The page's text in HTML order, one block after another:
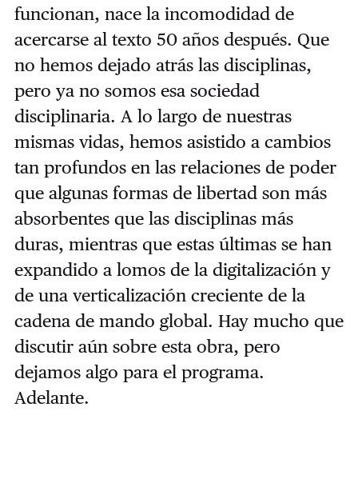
funcionan, nace la incomodidad de
acercarse al texto 50 años después. Que
no hemos dejado atrás las disciplinas,
pero ya no somos esa sociedad
disciplinaria. A lo largo de nuestras
mismas vidas, hemos asistido a cambios
tan profundos en las relaciones de poder
que algunas formas de libertad son más
absorbentes que las disciplinas más
duras, mientras que estas últimas se han
expandido a lomos de la digitalización y
de una verticalización creciente de la
cadena de mando global. Hay mucho que
discutir aún sobre esta obra, pero
dejamos algo para el programa.
Adelante.